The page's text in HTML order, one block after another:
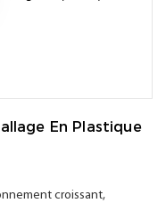
En Plastique
croissant,